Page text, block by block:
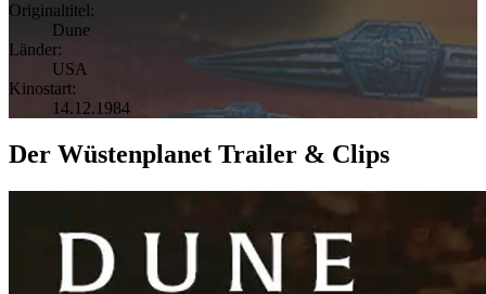
Originaltitel:
Dune
Länder:
USA
Kinostart:
14.12.1984
Der Wüstenplanet Trailer & Clips